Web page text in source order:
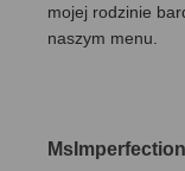
mojej rodzinie
naszym menu.
MsImperfection